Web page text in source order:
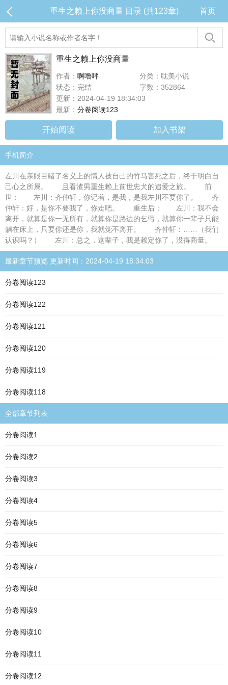
重生之赖上你没商量 目录 (共123章) 首页
重生之赖上你没商量
作者： 啊噜呯
分类：耽美小说
状态：完结
字数：352864
更新：2024-04-19 18:34:03
最新： 分卷阅读123
开始阅读 加入书架
手机简介
左川在亲眼目睹了名义上的情人被自己的竹马害死之后，终于明白自
己心之所属。 且看渣男重生赖上前世忠犬的追爱之旅。 前
世： 左川：齐仲轩，你记着，是我，是我左川不要你了。 齐
仲轩：好，是你不要我了，你走吧。 重生后： 左川：我不会
离开，就算是你一无所有，就算你是路边的乞丐，就算你一辈子只能
躺在床上，只要你还是你，我就觉不离开。 齐仲轩：……（我们
认识吗？） 左川：总之，这辈子，我是赖定你了，没得商量。
最新章节预览 更新时间：2024-04-19 18:34:03
分卷阅读123
分卷阅读122
分卷阅读121
分卷阅读120
分卷阅读119
分卷阅读118
全部章节列表
分卷阅读1
分卷阅读2
分卷阅读3
分卷阅读4
分卷阅读5
分卷阅读6
分卷阅读7
分卷阅读8
分卷阅读9
分卷阅读10
分卷阅读11
分卷阅读12